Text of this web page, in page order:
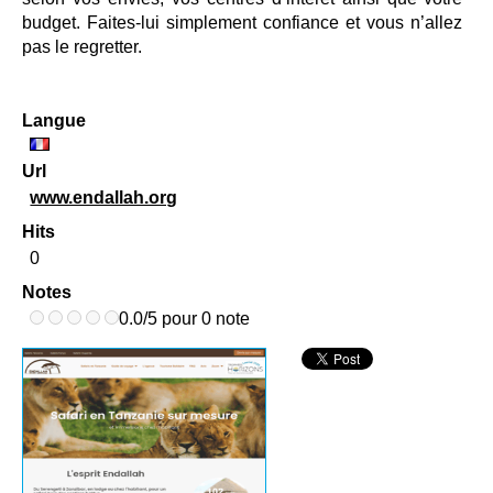
budget. Faites-lui simplement confiance et vous n’allez
pas le regretter.
Langue
Url
www.endallah.org
Hits
0
Notes
0.0/5 pour 0 note